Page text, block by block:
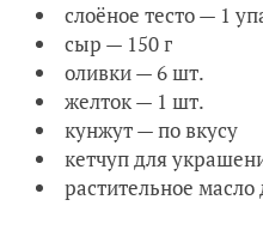
слоёное тесто — 1
сыр — 150 г
оливки — 6 шт.
желток — 1 шт.
кунжут — по вкусу
кетчуп для
растительное масло